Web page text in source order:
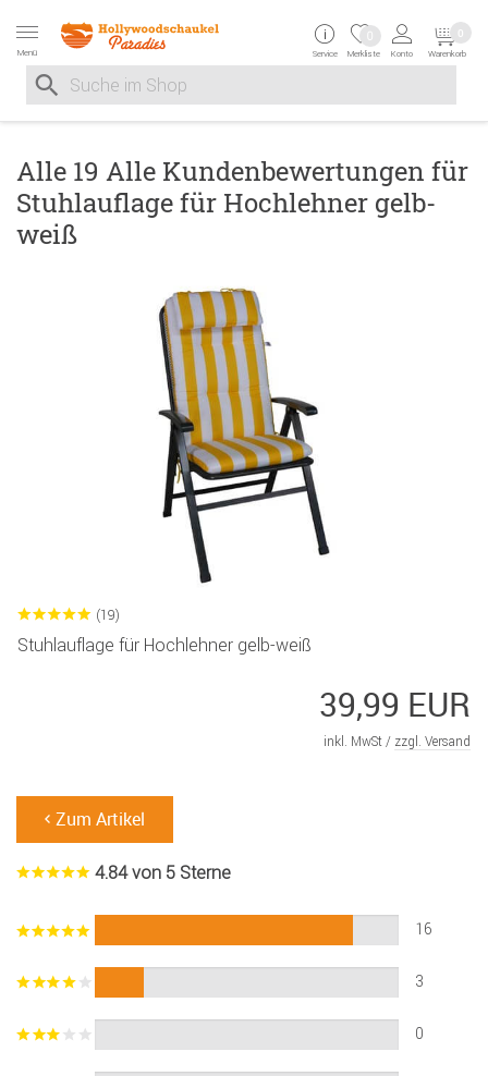
Menü
Suche nach
Suche im Shop, nach der Eingabe von 3 Buchstaben
Service Merkliste
0
Konto Warenkorb
0
Alle 19 Alle Kundenbewertungen für
Stuhlauflage für Hochlehner gelb-
weiß
(19)
Stuhlauflage für Hochlehner gelb-weiß
39,99 EUR
inkl. MwSt / zzgl. Versand
Zum Artikel
4.84 von 5 Sterne
16
3
0